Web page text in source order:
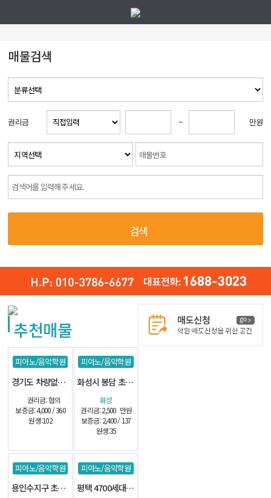
매물검색
권리금 ~ 만원
검색
추천매물
피아노/음악학원
경기도 차량없는 102명 아파트 밀집지역
권리금: 협의
보증금: 4,000 / 360
원생:102
피아노/음악학원
화성시 봉담 초교 정문앞 단지내 관인음악
화성
권리금: 2,500 만원
보증금: 2,400 / 137
원생:35
피아노/음악학원
용인수지구 초교정문앞 단지내 관인
피아노/음악학원
평택 4700세대 초교앞 학원상가 관인